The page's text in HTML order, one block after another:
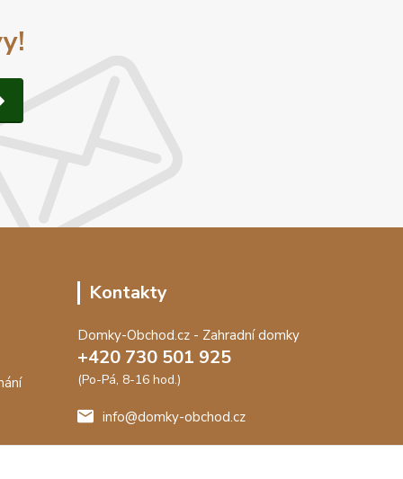
Kontakty
Domky-Obchod.cz - Zahradní domky
+420 730 501 925
(Po-Pá, 8-16 hod.)
info@domky-obchod.cz